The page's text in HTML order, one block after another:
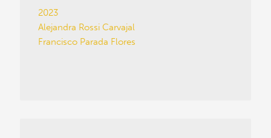
2023
Alejandra Rossi Carvajal
Francisco Parada Flores